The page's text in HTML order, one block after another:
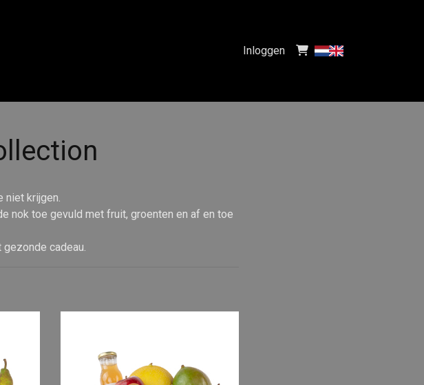
Inloggen
niet krijgen.
nok toe gevuld met fruit, groenten en af en toe
cadeau.